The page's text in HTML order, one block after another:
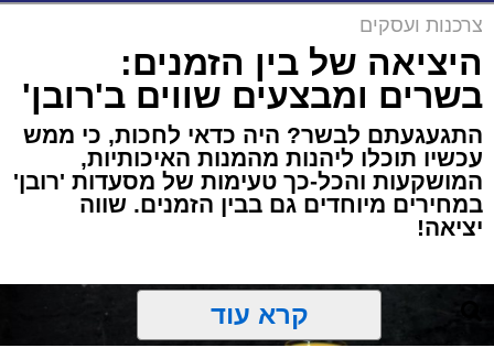
צרכנות ועסקים
היציאה של בין הזמנים:
בשרים ומבצעים שווים ב'רובן'
התגעגעתם לבשר? היה כדאי לחכות, כי ממש
עכשיו תוכלו ליהנות מהמנות האיכותיות,
המושקעות והכל-כך טעימות של מסעדות 'רובן'
במחירים מיוחדים גם בבין הזמנים. שווה
יציאה!
קרא עוד